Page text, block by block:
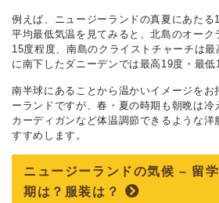
例えば、ニュージーランドの真夏にあたる
平均最低気温を見てみると、北島のオーク
15度程度、南島のクライストチャーチは
に南下したダニーデンでは最高19度・最低
南半球にあることから温かいイメージをお
ーランドですが、春・夏の時期も朝晩は
カーディガンなど体温調節できるような洋
すすめします。
ニュージーランドの気候 – 留
期は？服装は？